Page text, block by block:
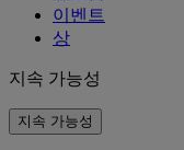
이벤트
상
지속 가능성
지속 가능성